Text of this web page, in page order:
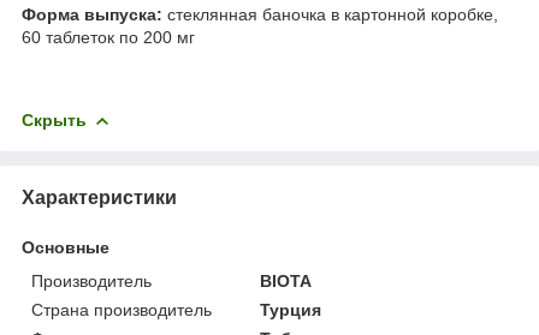
Форма выпуска: стеклянная баночка в картонной коробке,
60 таблеток по 200 мг
Скрыть
Характеристики
Основные
Производитель
BIOTA
Страна производитель
Турция